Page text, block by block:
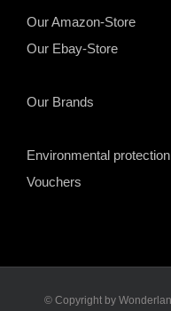
Our Amazon-Store
Our Ebay-Store
Our Brands
Environmental
Vouchers
© Copyright by